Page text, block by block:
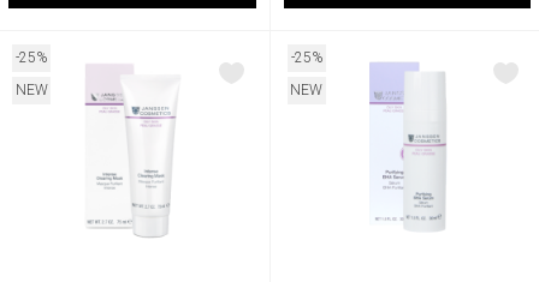
-25%
NEW
-25%
NEW